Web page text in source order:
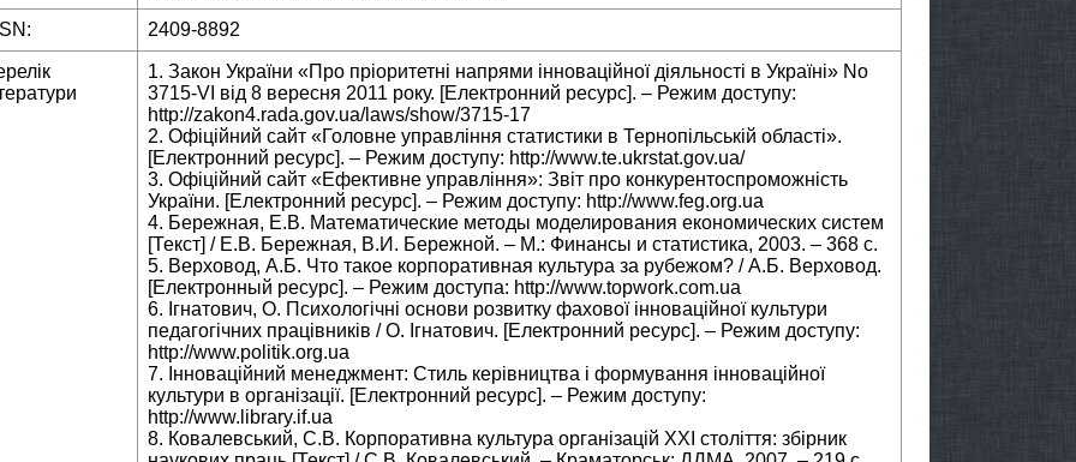
2409-8892
1. Закон України «Про пріоритетні напрями інноваційної діяльності в Україні» No
3715-VI від 8 вересня 2011 року. [Електронний ресурс]. – Режим доступу:
http://zakon4.rada.gov.ua/laws/show/3715-17
2. Офіційний сайт «Головне управління статистики в Тернопільській області».
[Електронний ресурс]. – Режим доступу: http://www.te.ukrstat.gov.ua/
3. Офіційний сайт «Ефективне управління»: Звіт про конкурентоспроможність
України. [Електронний ресурс]. – Режим доступу: http://www.feg.org.ua
4. Бережная, Е.В. Математические методы моделирования економических систем
[Текст] / Е.В. Бережная, В.И. Бережной. – М.: Финансы и статистика, 2003. – 368 с.
5. Верховод, А.Б. Что такое корпоративная культура за рубежом? / А.Б. Верховод.
[Електронный ресурс]. – Режим доступа: http://www.topwork.com.ua
6. Ігнатович, О. Психологічні основи розвитку фахової інноваційної культури
педагогічних працівників / О. Ігнатович. [Електронний ресурс]. – Режим доступу:
http://www.politik.org.ua
7. Інноваційний менеджмент: Стиль керівництва і формування інноваційної
культури в організації. [Електронний ресурс]. – Режим доступу:
http://www.library.if.ua
8. Ковалевський, С.В. Корпоративна культура організацій ХХІ століття: збірник